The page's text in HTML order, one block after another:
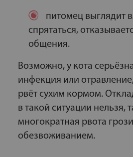
питомец выглядит
спрятаться,
общения.
Возможно, у кота
инфекция или
рвёт сухим кормом.
в такой ситуации нельзя,
многократная рвота
обезвоживанием.